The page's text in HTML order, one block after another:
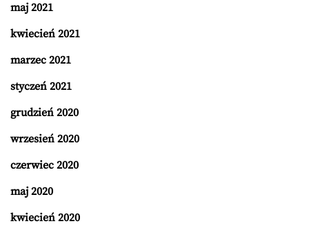
maj 2021
kwiecień 2021
marzec 2021
styczeń 2021
grudzień 2020
wrzesień 2020
czerwiec 2020
maj 2020
kwiecień 2020